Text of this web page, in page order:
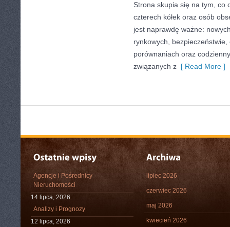
Strona skupia się na tym, co
czterech kółek oraz osób
jest naprawdę ważne:
rynkowych,
porównaniach oraz
związanych z [ Read More ]
Agencje i Pośrednicy
Nieruchomości
14 lipca, 2026
Analizy i Prognozy
12 lipca, 2026
lipiec 2026
czerwiec 2026
maj 2026
kwiecień 2026